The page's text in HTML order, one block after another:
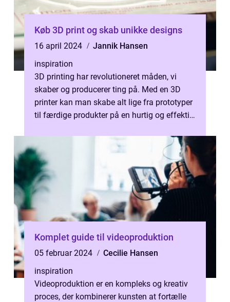
Køb 3D print og skab unikke designs
16 april 2024
Jannik Hansen
inspiration
3D printing har revolutioneret måden, vi
skaber og producerer ting på. Med en 3D
printer kan man skabe alt lige fra prototyper
til færdige produkter på en hurtig og effektiv
Komplet guide til videoproduktion
05 februar 2024
Cecilie Hansen
inspiration
Videoproduktion er en kompleks og kreativ
proces, der kombinerer kunsten at fortælle